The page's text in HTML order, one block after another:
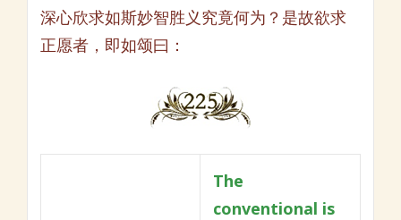
深心欣求如斯妙智胜义究竟何为？是故欲求
正愿者，即如颂曰：
The
conventional is